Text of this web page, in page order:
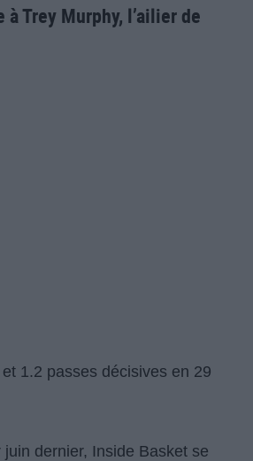
Trey Murphy, l’ailier de
1.2 passes décisives en 29
dernier, Inside Basket se